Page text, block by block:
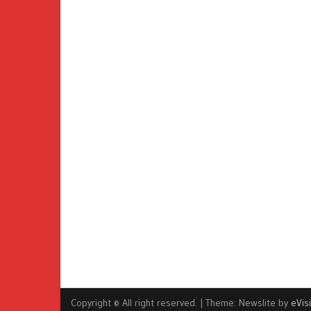
Copyright © All right reserved. Theme: Newslite by